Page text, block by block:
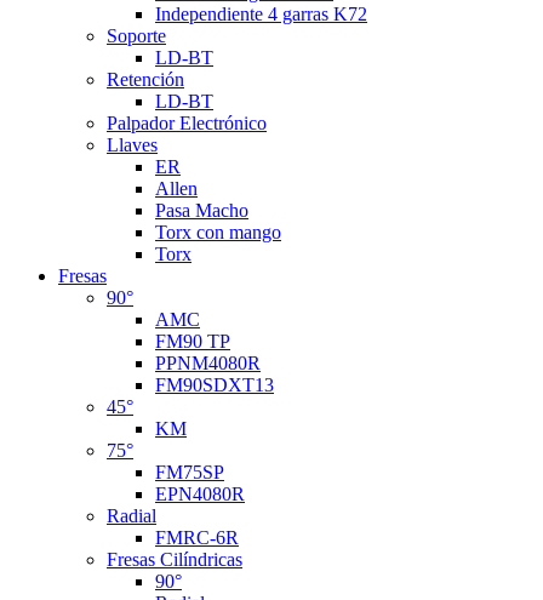
Independiente 4 garras K72
Soporte
LD-BT
Retención
LD-BT
Palpador Electrónico
Llaves
ER
Allen
Pasa Macho
Torx con mango
Torx
Fresas
90°
AMC
FM90 TP
PPNM4080R
FM90SDXT13
45°
KM
75°
FM75SP
EPN4080R
Radial
FMRC-6R
Fresas Cilíndricas
90°